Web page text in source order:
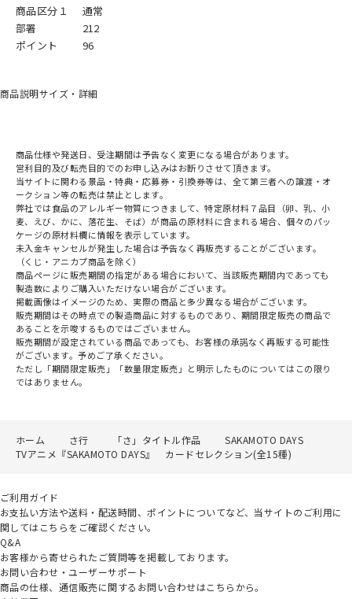
商品区分１
通常
部署
212
ポイント
96
商品説明サイズ・詳細
商品仕様や発送日、受注期間は予告なく変更になる場合があります。
営利目的及び転売目的でのお申し込みはお断りさせて頂きます。
当サイトに関わる景品・特典・応募券・引換券等は、全て第三者への譲渡・オ
ークション等の転売は禁止とします。
弊社では食品のアレルギー物質につきまして、特定原材料７品目（卵、乳、小
麦、えび、かに、落花生、そば）が商品の原材料に含まれる場合、個々のパッ
ケージの原材料欄に情報を表示しています。
未入金キャンセルが発生した場合は予告なく再販売することがございます。
（くじ・アニカプ商品を除く）
商品ページに販売期間の指定がある場合において、当該販売期間内であっても
製造数によりご購入いただけない場合がございます。
掲載画像はイメージのため、実際の商品と多少異なる場合がございます。
販売期間はその時点での製造商品に対するものであり、期間限定販売の商品で
あることを示唆するものではございません。
販売期間が設定されている商品であっても、お客様の承諾なく再販する可能性
がございます。予めご了承ください。
ただし「期間限定販売」「数量限定販売」と明示したものについてはこの限り
ではありません。
ホーム さ行 「さ」タイトル作品
SAKAMOTO DAYS
TVアニメ『SAKAMOTO DAYS』 カードセレクション(全15種)
ご利用ガイド
お支払い方法や送料・配送時間、ポイントについてなど、当サイトのご利用に
関してはこちらをご確認ください。
Q&A
お客様から寄せられたご質問等を掲載しております。
お問い合わせ・ユーザーサポート
商品の仕様、通信販売に関するお問い合わせはこちらから。